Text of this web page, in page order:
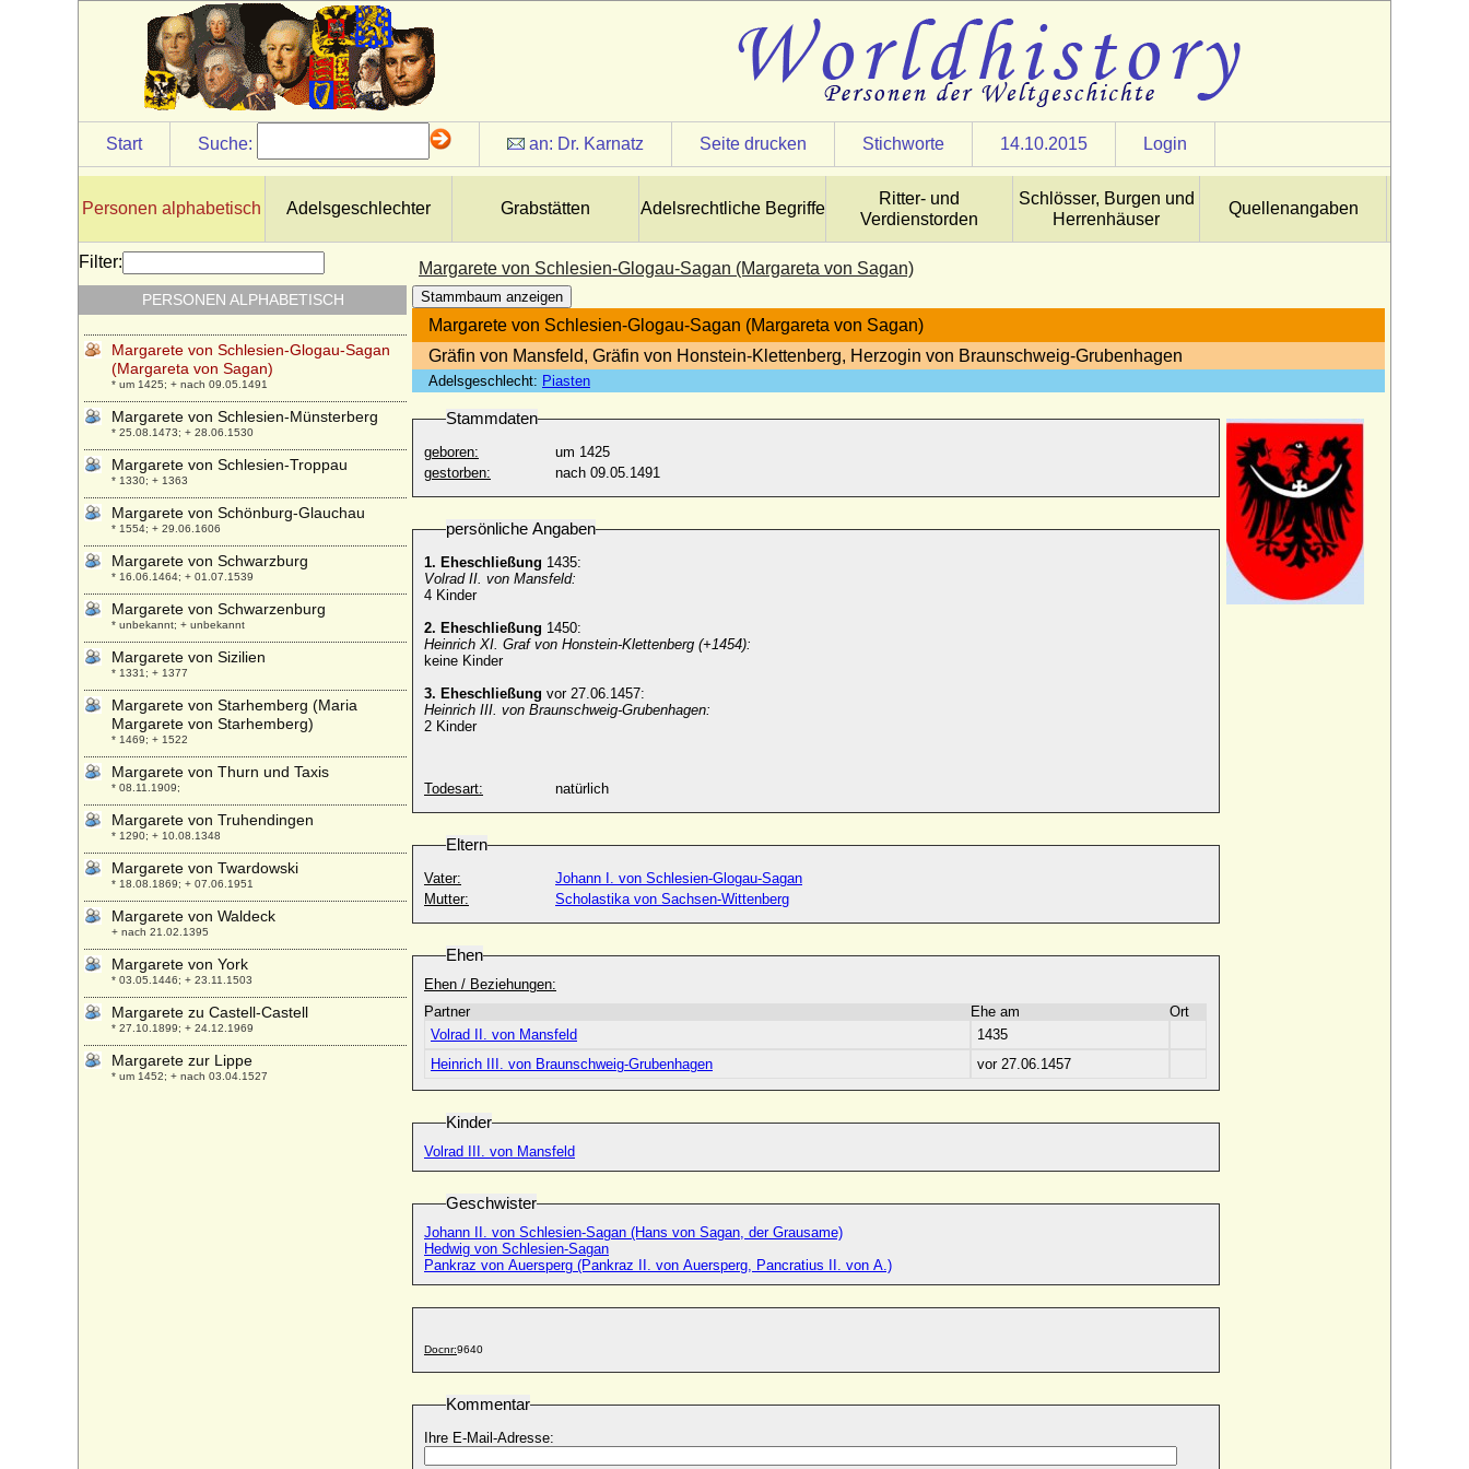
Start Suche: an: Dr. Karnatz Seite drucken Stichworte 14.10.2015 Login
Personen alphabetisch Adelsgeschlechter Grabstätten Adelsrechtliche Begriffe
Ritter- und
Verdienstorden
Schlösser, Burgen und
Herrenhäuser
Quellenangaben
Margarete von Schlesien-Glogau-Sagan (Margareta von Sagan)
Stammbaum anzeigen
Margarete von Schlesien-Glogau-Sagan (Margareta von Sagan)
Gräfin von Mansfeld, Gräfin von Honstein-Klettenberg, Herzogin von Braunschweig-Grubenhagen
Adelsgeschlecht: Piasten
Stammdaten
geboren:
um 1425
gestorben:
nach 09.05.1491
persönliche Angaben
1. Eheschließung 1435:
Volrad II. von Mansfeld:
4 Kinder
2. Eheschließung 1450:
Heinrich XI. Graf von Honstein-Klettenberg (+1454):
keine Kinder
3. Eheschließung vor 27.06.1457:
Heinrich III. von Braunschweig-Grubenhagen:
2 Kinder
Todesart: natürlich
Eltern
Vater:
Johann I. von Schlesien-Glogau-Sagan
Mutter:
Scholastika von Sachsen-Wittenberg
Ehen
Ehen / Beziehungen:
Partner
Ehe am
Ort
Volrad II. von Mansfeld
1435
Heinrich III. von Braunschweig-Grubenhagen
vor 27.06.1457
Kinder
Volrad III. von Mansfeld
Geschwister
Johann II. von Schlesien-Sagan (Hans von Sagan, der Grausame)
Hedwig von Schlesien-Sagan
Pankraz von Auersperg (Pankraz II. von Auersperg, Pancratius II. von A.)
Docnr:9640
Kommentar
Ihre E-Mail-Adresse:
Filter:
PERSONEN ALPHABETISCH
Margarete von Pommern
* 1366; + 12.06.1410
Margarete von Rügen
* 1270; + 04.12.1315
Margarete von Sachsen(-Wittenberg)
+ 02.06.1418
Margarete von Sachsen
Margarete von Sachsen
* 1449; + 13.07.1501
Margarete von Savoyen
* 07.08.1420; + 30.09.1479
Margarete von Schlesien-Brieg
* 1336; + 22.02.1386
Margarete von Schlesien-Glogau-Sagan
(Margareta von Sagan)
* um 1425; + nach 09.05.1491
Margarete von Schlesien-Münsterberg
* 25.08.1473; + 28.06.1530
Margarete von Schlesien-Troppau
* 1330; + 1363
Margarete von Schönburg-Glauchau
* 1554; + 29.06.1606
Margarete von Schwarzburg
* 16.06.1464; + 01.07.1539
Margarete von Schwarzenburg
* unbekannt; + unbekannt
Margarete von Sizilien
* 1331; + 1377
Margarete von Starhemberg (Maria
Margarete von Starhemberg)
* 1469; + 1522
Margarete von Thurn und Taxis
* 08.11.1909;
Margarete von Truhendingen
* 1290; + 10.08.1348
Margarete von Twardowski
* 18.08.1869; + 07.06.1951
Margarete von Waldeck
+ nach 21.02.1395
Margarete von York
* 03.05.1446; + 23.11.1503
Margarete zu Castell-Castell
* 27.10.1899; + 24.12.1969
Margarete zur Lippe
* um 1452; + nach 03.04.1527